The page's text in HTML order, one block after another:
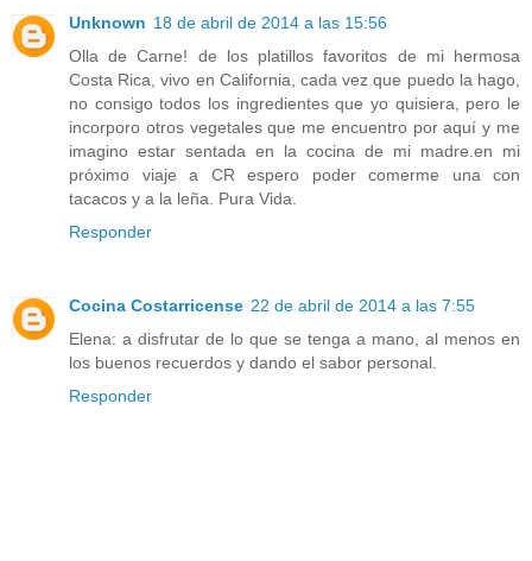
Unknown 18 de abril de 2014 a las 15:56
Olla de Carne! de los platillos favoritos de mi hermosa
Costa Rica, vivo en California, cada vez que puedo la hago,
no consigo todos los ingredientes que yo quisiera, pero le
incorporo otros vegetales que me encuentro por aquí y me
imagino estar sentada en la cocina de mi madre.en mi
próximo viaje a CR espero poder comerme una con
tacacos y a la leña. Pura Vida.
Responder
Cocina Costarricense 22 de abril de 2014 a las 7:55
Elena: a disfrutar de lo que se tenga a mano, al menos en
los buenos recuerdos y dando el sabor personal.
Responder